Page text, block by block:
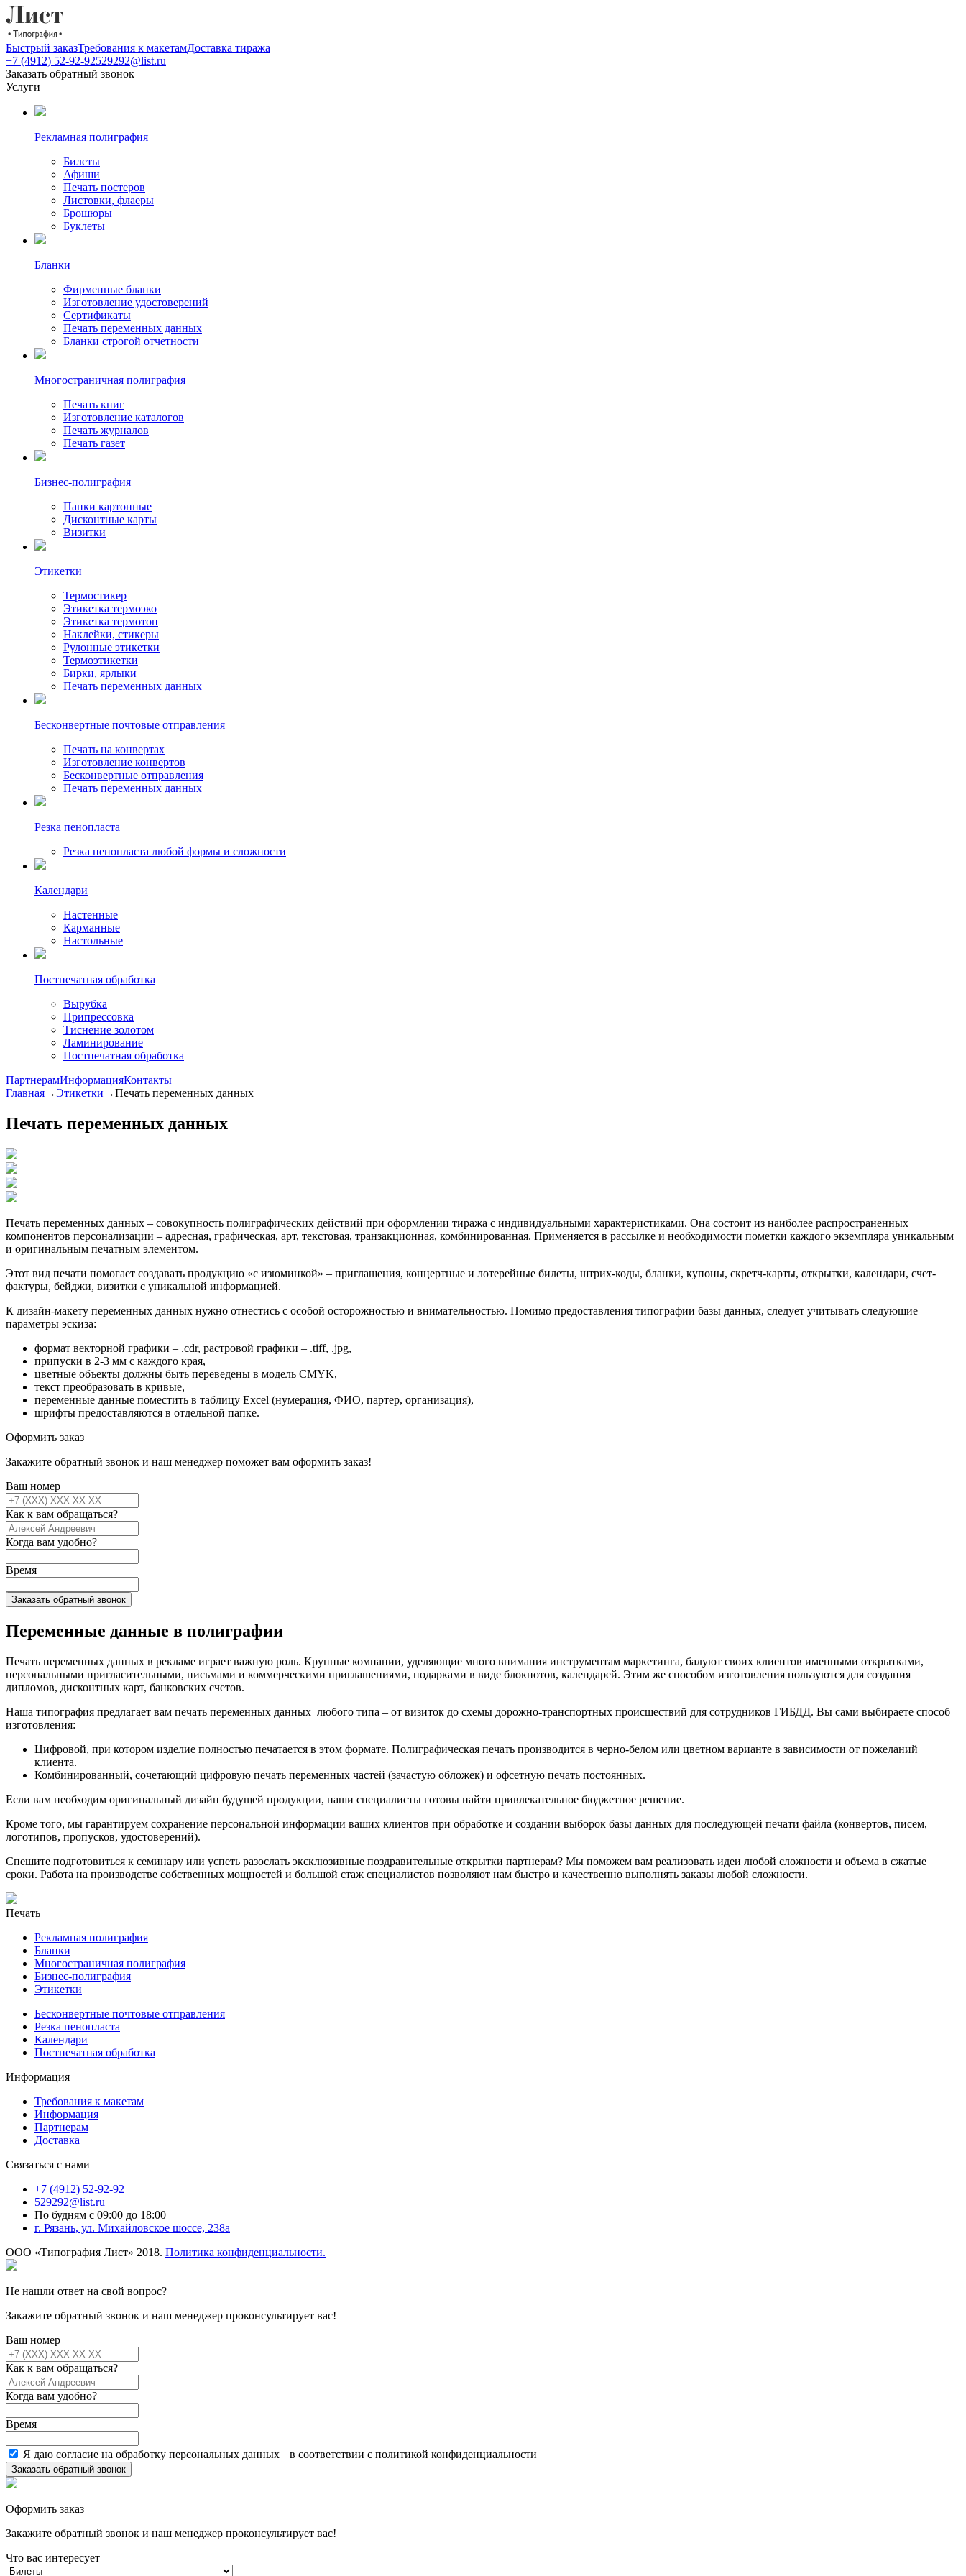
Быстрый заказТребования к макетамДоставка тиража
+7 (4912) 52-92-92529292@list.ru
Заказать обратный звонок
Услуги
Рекламная полиграфия
Билеты
Афиши
Печать постеров
Листовки, флаеры
Брошюры
Буклеты
Бланки
Фирменные бланки
Изготовление удостоверений
Сертификаты
Печать переменных данных
Бланки строгой отчетности
Многостраничная полиграфия
Печать книг
Изготовление каталогов
Печать журналов
Печать газет
Бизнес-полиграфия
Папки картонные
Дисконтные карты
Визитки
Этикетки
Термостикер
Этикетка термоэко
Этикетка термотоп
Наклейки, стикеры
Рулонные этикетки
Термоэтикетки
Бирки, ярлыки
Печать переменных данных
Бесконвертные почтовые отправления
Печать на конвертах
Изготовление конвертов
Бесконвертные отправления
Печать переменных данных
Резка пенопласта
Резка пенопласта любой формы и сложности
Календари
Настенные
Карманные
Настольные
Постпечатная обработка
Вырубка
Припрессовка
Тиснение золотом
Ламинирование
Постпечатная обработка
ПартнерамИнформацияКонтакты
Главная→Этикетки →Печать переменных данных
Печать переменных данных
Печать переменных данных – совокупность полиграфических действий при оформлении тиража с индивидуальными характеристиками. Она состоит из наиболее распространенных
компонентов персонализации – адресная, графическая, арт, текстовая, транзакционная, комбинированная. Применяется в рассылке и необходимости пометки каждого экземпляра уникальным
и оригинальным печатным элементом.
Этот вид печати помогает создавать продукцию «с изюминкой» – приглашения, концертные и лотерейные билеты, штрих-коды, бланки, купоны, скретч-карты, открытки, календари, счет-
фактуры, бейджи, визитки с уникальной информацией.
К дизайн-макету переменных данных нужно отнестись с особой осторожностью и внимательностью. Помимо предоставления типографии базы данных, следует учитывать следующие
параметры эскиза:
формат векторной графики – .cdr, растровой графики – .tiff, .jpg,
припуски в 2-3 мм с каждого края,
цветные объекты должны быть переведены в модель CMYK,
текст преобразовать в кривые,
переменные данные поместить в таблицу Excel (нумерация, ФИО, партер, организация),
шрифты предоставляются в отдельной папке.
Оформить заказ
Закажите обратный звонок и наш менеджер поможет вам оформить заказ!
Ваш номер
Как к вам обращаться?
Когда вам удобно?
Время
Заказать обратный звонок
Переменные данные в полиграфии
Печать переменных данных в рекламе играет важную роль. Крупные компании, уделяющие много внимания инструментам маркетинга, балуют своих клиентов именными открытками,
персональными пригласительными, письмами и коммерческими приглашениями, подарками в виде блокнотов, календарей. Этим же способом изготовления пользуются для создания
дипломов, дисконтных карт, банковских счетов.
Наша типография предлагает вам печать переменных данных любого типа – от визиток до схемы дорожно-транспортных происшествий для сотрудников ГИБДД. Вы сами выбираете способ
изготовления:
Цифровой, при котором изделие полностью печатается в этом формате. Полиграфическая печать производится в черно-белом или цветном варианте в зависимости от пожеланий
клиента.
Комбинированный, сочетающий цифровую печать переменных частей (зачастую обложек) и офсетную печать постоянных.
Если вам необходим оригинальный дизайн будущей продукции, наши специалисты готовы найти привлекательное бюджетное решение.
Кроме того, мы гарантируем сохранение персональной информации ваших клиентов при обработке и создании выборок базы данных для последующей печати файла (конвертов, писем,
логотипов, пропусков, удостоверений).
Спешите подготовиться к семинару или успеть разослать эксклюзивные поздравительные открытки партнерам? Мы поможем вам реализовать идеи любой сложности и объема в сжатые
сроки. Работа на производстве собственных мощностей и большой стаж специалистов позволяют нам быстро и качественно выполнять заказы любой сложности.
Печать
Рекламная полиграфия
Бланки
Многостраничная полиграфия
Бизнес-полиграфия
Этикетки
Бесконвертные почтовые отправления
Резка пенопласта
Календари
Постпечатная обработка
Информация
Требования к макетам
Информация
Партнерам
Доставка
Связаться с нами
+7 (4912) 52-92-92
529292@list.ru
По будням с 09:00 до 18:00
г. Рязань, ул. Михайловское шоссе, 238а
ООО «Типография Лист» 2018. Политика конфиденциальности.
Не нашли ответ на свой вопрос?
Закажите обратный звонок и наш менеджер проконсультирует вас!
Ваш номер
Как к вам обращаться?
Когда вам удобно?
Время
Я даю согласие на обработку персональных данных в соответствии с политикой конфиденциальности
Заказать обратный звонок
Оформить заказ
Закажите обратный звонок и наш менеджер проконсультирует вас!
Что вас интересует